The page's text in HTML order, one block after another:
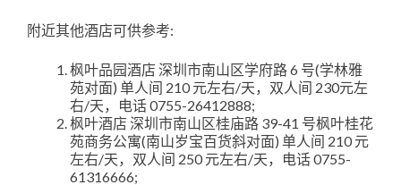
附近其他酒店可供参考:
枫叶品园酒店 深圳市南山区学府路 6 号(学林雅
苑对面) 单人间 210 元左右/天，双人间 230元左
右/天，电话 0755-26412888;
枫叶酒店 深圳市南山区桂庙路 39-41 号枫叶桂花
苑商务公寓(南山岁宝百货斜对面) 单人间 210 元
左右/天，双人间 250 元左右/天，电话 0755-
61316666;